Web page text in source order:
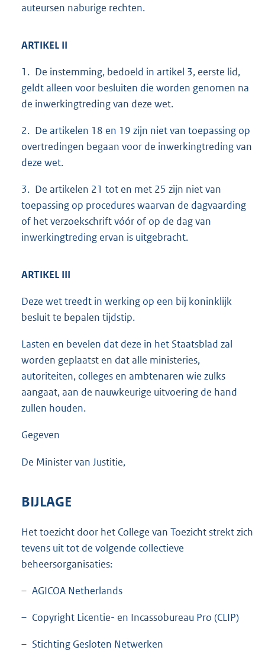
auteursen naburige rechten.
ARTIKEL II
1. De instemming, bedoeld in artikel 3, eerste lid,
geldt alleen voor besluiten die worden genomen na
de inwerkingtreding van deze wet.
2. De artikelen 18 en 19 zijn niet van toepassing op
overtredingen begaan voor de inwerkingtreding van
deze wet.
3. De artikelen 21 tot en met 25 zijn niet van
toepassing op procedures waarvan de dagvaarding
of het verzoekschrift vóór of op de dag van
inwerkingtreding ervan is uitgebracht.
ARTIKEL III
Deze wet treedt in werking op een bij koninklijk
besluit te bepalen tijdstip.
Lasten en bevelen dat deze in het Staatsblad zal
worden geplaatst en dat alle ministeries,
autoriteiten, colleges en ambtenaren wie zulks
aangaat, aan de nauwkeurige uitvoering de hand
zullen houden.
Gegeven
De Minister van Justitie,
BIJLAGE
Het toezicht door het College van Toezicht strekt zich
tevens uit tot de volgende collectieve
beheersorganisaties:
– AGICOA Netherlands
– Copyright Licentie- en Incassobureau Pro (CLIP)
– Stichting Gesloten Netwerken